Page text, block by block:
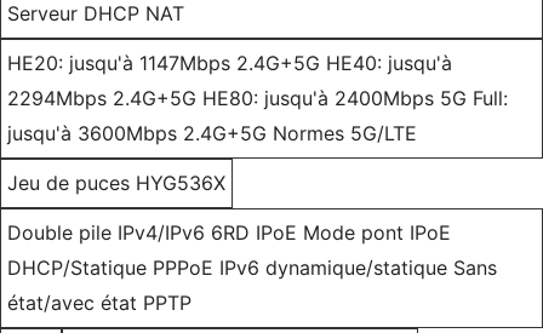
Serveur DHCP NAT
HE20: jusqu'à 1147Mbps 2.4G+5G HE40: jusqu'à
2294Mbps 2.4G+5G HE80: jusqu'à 2400Mbps 5G Full:
jusqu'à 3600Mbps 2.4G+5G Normes 5G/LTE
Jeu de puces HYG536X
Double pile IPv4/IPv6 6RD IPoE Mode pont IPoE
DHCP/Statique PPPoE IPv6 dynamique/statique Sans
état/avec état PPTP